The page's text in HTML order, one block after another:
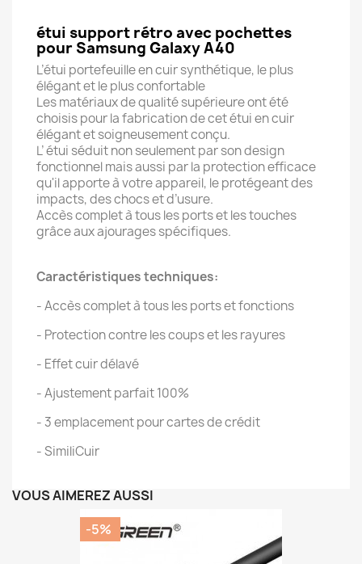
étui support rétro avec pochettes
pour Samsung Galaxy A40
L’étui portefeuille en cuir synthétique, le plus
élégant et le plus confortable
Les matériaux de qualité supérieure ont été
choisis pour la fabrication de cet étui en cuir
élégant et soigneusement conçu.
L’ étui séduit non seulement par son design
fonctionnel mais aussi par la protection efficace
qu'il apporte à votre appareil, le protégeant des
impacts, des chocs et d’usure.
Accès complet à tous les ports et les touches
grâce aux ajourages spécifiques.
Caractéristiques techniques:
- Accès complet à tous les ports et fonctions
- Protection contre les coups et les rayures
- Effet cuir délavé
- Ajustement parfait 100%
- 3 emplacement pour cartes de crédit
- SimiliCuir
VOUS AIMEREZ AUSSI
-5%